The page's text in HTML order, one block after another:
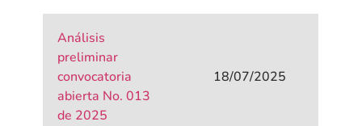
Análisis
preliminar
convocatoria
abierta No. 013
de 2025
18/07/2025